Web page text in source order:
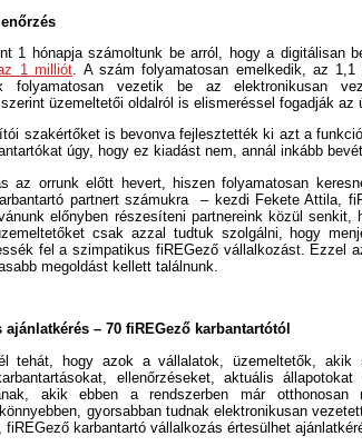
1 hónapja számoltunk be arról, hogy a digitálisan
1 milliót . A szám folyamatosan emelkedik, az
folyamatosan vezetik be az elektronikusan
üzemeltetői oldalról is elismeréssel fogadják az
szakértőket is bevonva fejlesztették ki azt a
úgy, hogy ez kiadást nem, annál inkább
az orrunk előtt hevert, hiszen folyamatosan
partnert számukra – kezdi Fekete Attila,
előnyben részesíteni partnereink közül
csak azzal tudtuk szolgálni, hogy
fel a szimpatikus fiREGező vállalkozást. Ezzel
megoldást kellett találnunk.
ajánlatkérés – 70 fiREGező karbantartótól
tehát, hogy azok a vállalatok, üzemeltetők, akik
ellenőrzéseket, aktuális
akik ebben a rendszerben már otthonosan
gyorsabban tudnak elektronikusan
karbantartó vállalkozás értesülhet